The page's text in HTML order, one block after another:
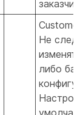
Не
либо